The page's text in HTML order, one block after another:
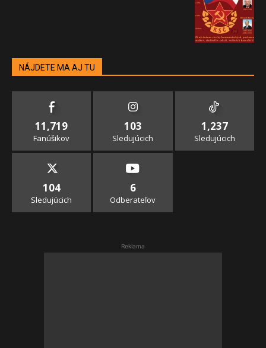
NÁJDETE MA AJ TU
11,719
Fanúšikov
103
Sledujúcich
1,237
Sledujúcich
104
Sledujúcich
6
Odberateľov
Reklama